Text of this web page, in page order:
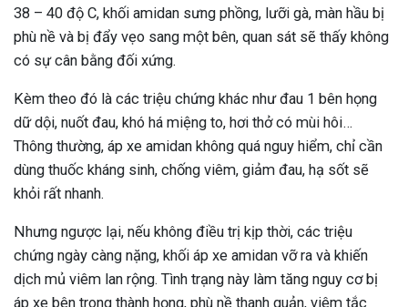
38 – 40 độ C, khối amidan sưng phồng, lưỡi gà, màn hầu bị
phù nề và bị đẩy vẹo sang một bên, quan sát sẽ thấy không
có sự cân bằng đối xứng.
Kèm theo đó là các triệu chứng khác như đau 1 bên họng
dữ dội, nuốt đau, khó há miệng to, hơi thở có mùi hôi…
Thông thường, áp xe amidan không quá nguy hiểm, chỉ cần
dùng thuốc kháng sinh, chống viêm, giảm đau, hạ sốt sẽ
khỏi rất nhanh.
Nhưng ngược lại, nếu không điều trị kịp thời, các triệu
chứng ngày càng nặng, khối áp xe amidan vỡ ra và khiến
dịch mủ viêm lan rộng. Tình trạng này làm tăng nguy cơ bị
áp xe bên trong thành họng, phù nề thanh quản, viêm tắc